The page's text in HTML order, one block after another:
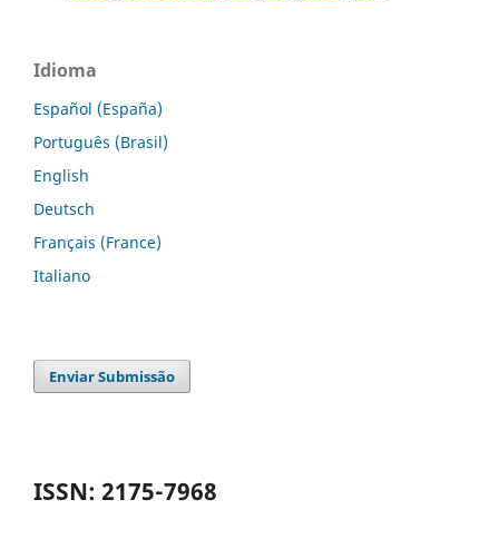
Idioma
Español (España)
Português (Brasil)
English
Deutsch
Français (France)
Italiano
Enviar Submissão
ISSN: 2175-7968